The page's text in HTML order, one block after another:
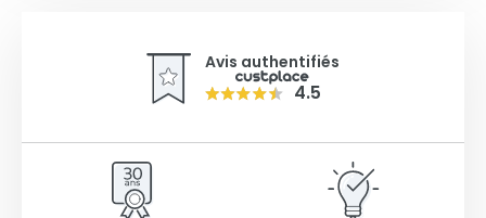
Avis authentifiés
4.5